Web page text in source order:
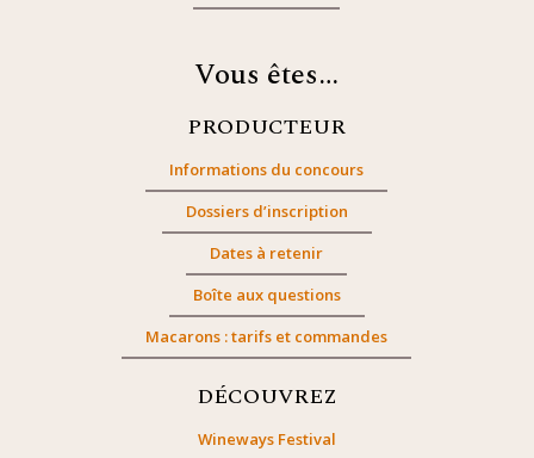
Vous êtes…
PRODUCTEUR
Informations du concours
Dossiers d’inscription
Dates à retenir
Boîte aux questions
Macarons : tarifs et commandes
DÉCOUVREZ
Wineways Festival